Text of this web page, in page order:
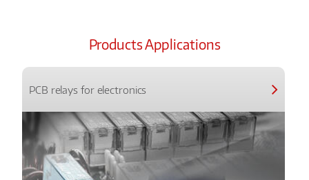
Products Applications
PCB relays for electronics